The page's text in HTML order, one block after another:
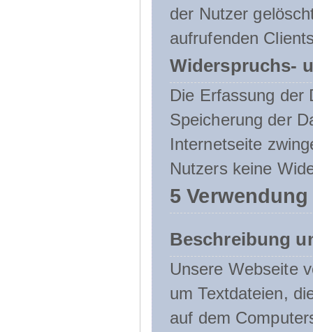
der Nutzer
aufrufenden
Widerspruchs-
Die Erfassung der
Speicherung der
Internetseite
Nutzers keine
5
Beschreibung
Unsere Webseite
um Textdateien,
auf dem